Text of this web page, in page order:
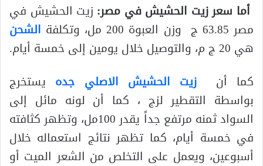
أما سعر زيت الحشيش في مصر: زيت الحشيش في
مصر 63.85 ج وزن العبوة 200 مل، وتكلفة
الشحن
هي 20 ج م، والتوصيل خلال يومين إلى خمسة أيام.
كما أن
زيت الحشيش الاصلي جده يستخرج
بواسطة التقطير لزج ، كما أن لونه مائل إلى
السواد ثمنه مرتفع جداً يقدر 100مل، وتظهر كثافته
في خمسة أيام، كما تظهر نتائج استعماله خلال
أسبوعين، ويعمل على التخلص من الشعر الميت أو